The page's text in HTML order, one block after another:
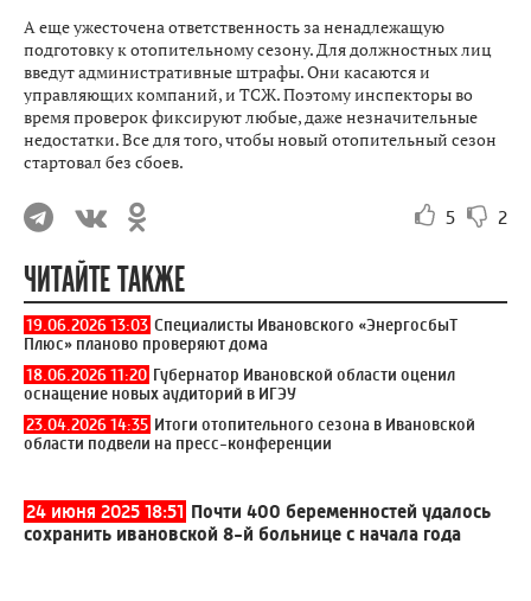
А еще ужесточена ответственность за ненадлежащую
подготовку к отопительному сезону. Для должностных лиц
введут административные штрафы. Они касаются и
управляющих компаний, и ТСЖ. Поэтому инспекторы во
время проверок фиксируют любые, даже незначительные
недостатки. Все для того, чтобы новый отопительный сезон
стартовал без сбоев.
5 2
ЧИТАЙТЕ ТАКЖЕ
19.06.2026 13:03 Специалисты Ивановского «ЭнергосбыТ
Плюс» планово проверяют дома
18.06.2026 11:20 Губернатор Ивановской области оценил
оснащение новых аудиторий в ИГЭУ
23.04.2026 14:35 Итоги отопительного сезона в Ивановской
области подвели на пресс-конференции
24 июня 2025 18:51 Почти 400 беременностей удалось
сохранить ивановской 8-й больнице с начала года